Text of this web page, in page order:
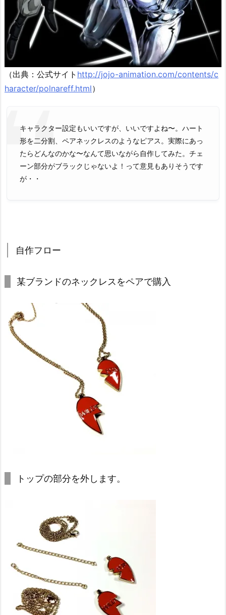
（出典：公式サイト http://jojo-animation.com/contents/c
haracter/polnareff.html）
キャラクター設定もいいですが、いいですよね〜。ハート
形を二分割、ペアネックレスのようなピアス。実際にあっ
たらどんなのかな〜なんて思いながら自作してみた。チェ
ーン部分がブラックじゃないよ！って意見もありそうです
が・・
自作フロー
某ブランドのネックレスをペアで購入
トップの部分を外します。